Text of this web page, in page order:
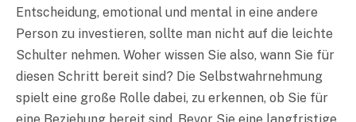
Entscheidung, emotional und mental in eine andere
Person zu investieren, sollte man nicht auf die leichte
Schulter nehmen. Woher wissen Sie also, wann Sie für
diesen Schritt bereit sind? Die Selbstwahrnehmung
spielt eine große Rolle dabei, zu erkennen, ob Sie für